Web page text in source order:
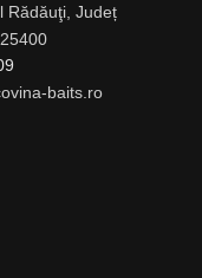
Rădăuţi, Județ
baits.ro